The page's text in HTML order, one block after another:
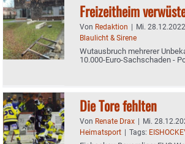
Freizeitheim
Von Redaktion | Mi.
Blaulicht & Sirene
Wutausbruch mehrerer
10.000-Euro-Sachschaden -
Die Tore fehlten
Von Renate Drax | Mi.
Heimatsport | Tags: